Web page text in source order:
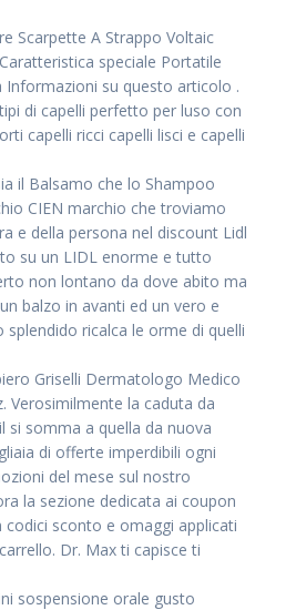
Scarpette A Strappo Voltaic
speciale Portatile
Informazioni su questo articolo .
di capelli perfetto per luso con
capelli ricci capelli lisci e capelli
il Balsamo che lo Shampoo
CIEN marchio che troviamo
e della persona nel discount Lidl
su un LIDL enorme e tutto
non lontano da dove abito ma
balzo in avanti ed un vero e
ricalca le orme di quelli
Griselli Dermatologo Medico
Verosimilmente la caduta da
si somma a quella da nuova
di offerte imperdibili ogni
del mese sul nostro
la sezione dedicata ai coupon
sconto e omaggi applicati
Dr. Max ti capisce ti
sospensione orale gusto